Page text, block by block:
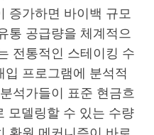
증가하면 바이백 규모
통 공급량을 체계적으
전통적인 스테이킹 수
프로그램에 분석적
석가들이 표준 현금흐
모델링할 수 있는 수량